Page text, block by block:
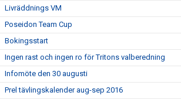
Livräddnings VM
Poseidon Team Cup
Bokingsstart
Ingen rast och ingen ro för Tritons valberedning
Infomöte den 30 augusti
Prel tävlingskalender aug-sep 2016